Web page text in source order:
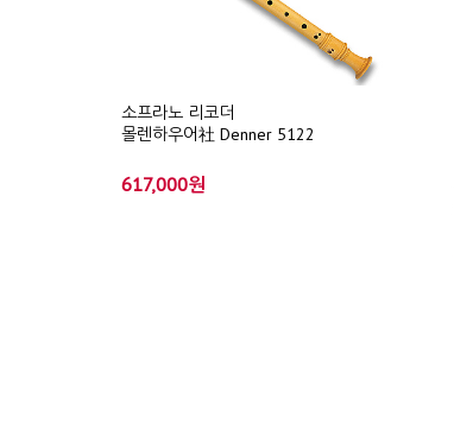
소프라노 리코더
몰렌하우어社 Denner 5122
617,000원